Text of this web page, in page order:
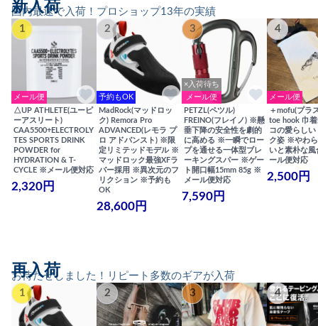
国内最速で入荷！プロショップ13年の実績
新入荷
1
メール便
△UP ATHLETE(ユーピ
ーアスリート)
CAA5500+ELECTROLY
TES SPORTS DRINK
POWDER for
HYDRATION & T-
CYCLE ※メール便対応
2,320円
2
予約もOK
MadRock(マッドロッ
ク) Remora Pro
ADVANCED(レモラ プ
ロ アドバンスト) ※限
定リミテッドモデル ※
マッドロック最強XFラ
バー採用 ※異次元のフ
リクション ※予約も
OK
28,600円
3
×入荷待ち
メール便
PETZL(ペツル)
FREINO(フレイノ) ※懸
垂下降の安全性を劇的
に高める ※一瞬でロー
プを通せる一体型ブレ
ーキングスパー ※ゲー
ト開口幅15mm 85g ※
メール便対応
7,590円
4
メール便
＋mofu(プラ
toe hook 巾
コの愛らしい
ク姿 ※やわ
いと素朴な
ール便対応
2,500円
お待たせしました！リピート多数のギアが入荷
再入荷
1 2 3 4